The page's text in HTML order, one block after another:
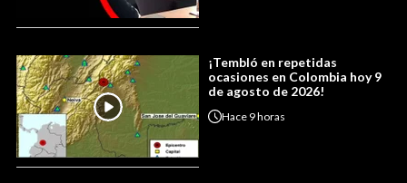
¡Tembló en repetidas
ocasiones en Colombia hoy 9
de agosto de 2026!
Hace 9 horas